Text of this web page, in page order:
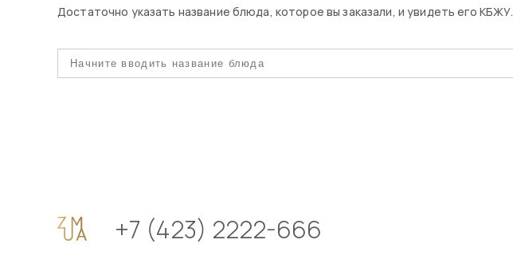
Достаточно указать название блюда, которое вы заказали, и увидеть его КБЖУ.
+7 (423) 2222-666